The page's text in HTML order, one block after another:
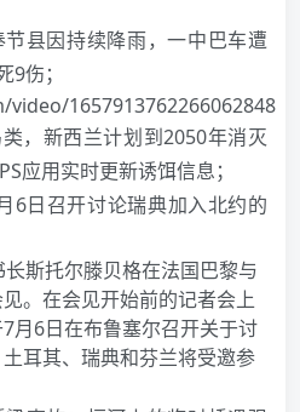
县因持续降雨，一中巴车遭
伤；
1657913762266062848
，新西兰计划到2050年消灭
应用实时更新诱饵信息；
6日召开讨论瑞典加入北约的
斯托尔滕贝格在法国巴黎与
。在会见开始前的记者会上
月6日在布鲁塞尔召开关于讨
耳其、瑞典和芬兰将受邀参